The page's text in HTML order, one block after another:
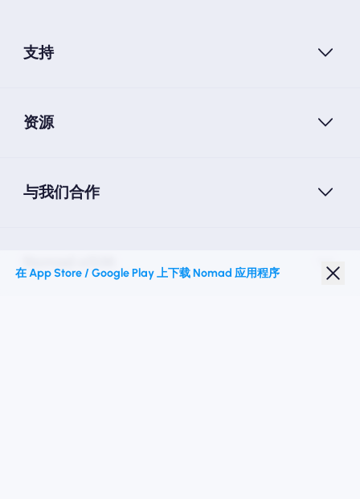
支持
资源
与我们合作
在 App Store / Google Play 上下载 Nomad 应用程序